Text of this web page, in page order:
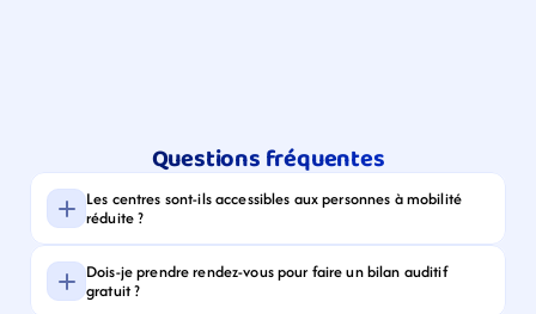
Questions fréquentes
Les centres sont-ils accessibles aux personnes à mobilité
réduite ?
Dois-je prendre rendez-vous pour faire un bilan auditif
gratuit ?